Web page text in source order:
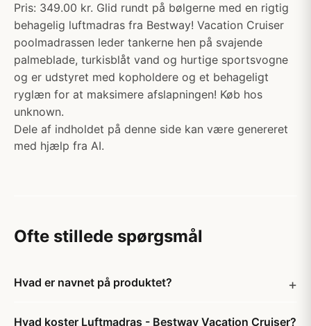
Pris: 349.00 kr. Glid rundt på bølgerne med en rigtig
behagelig luftmadras fra Bestway! Vacation Cruiser
poolmadrassen leder tankerne hen på svajende
palmeblade, turkisblåt vand og hurtige sportsvogne
og er udstyret med kopholdere og et behageligt
ryglæn for at maksimere afslapningen! Køb hos
unknown.
Dele af indholdet på denne side kan være genereret
med hjælp fra AI.
Ofte stillede spørgsmål
Hvad er navnet på produktet?
Hvad koster Luftmadras - Bestway Vacation Cruiser?